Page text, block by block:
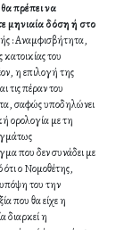
πρέπει να
μηνιαία δόση ή στο
: Αναμφισβήτητα,
του
η επιλογή της
τις πέραν του
σαφώς υποδηλώνει
ορολογία με τη
που δεν συνάδει με
ότι ο Νομοθέτης,
υπόψη του την
που θα είχε η
διαρκεί η